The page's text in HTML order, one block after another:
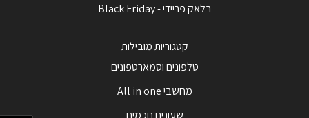
בלאק פריידי - Black Friday
קטגוריות מובילות
טלפונים וסמארטפונים
מחשבי All in one
שעונים חכמים